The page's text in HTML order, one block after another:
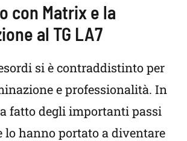
con Matrix e la
al TG LA7
si è contraddistinto per
e professionalità. In
fatto degli importanti passi
lo hanno portato a diventare